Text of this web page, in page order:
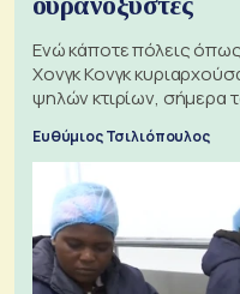
Ενώ κάποτε πόλεις
Χονγκ Κονγκ
ψηλών κτιρίων, σήμερα
Ευθύμιος Τσιλιόπουλος